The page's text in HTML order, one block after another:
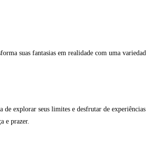
suas fantasias em realidade com uma
explorar seus limites e desfrutar de
e prazer.